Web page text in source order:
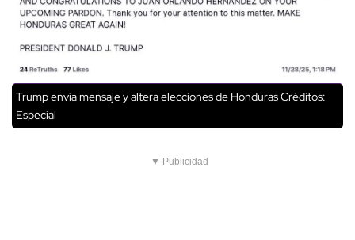
Trump envía mensaje y altera elecciones de HondurasCréditos:
Especial
▼ Publicidad